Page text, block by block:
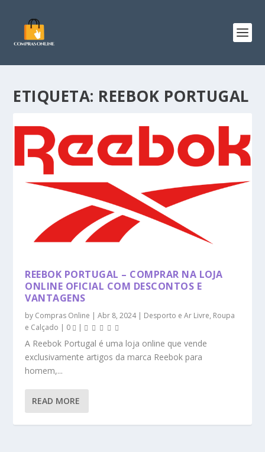
ETIQUETA: REEBOK PORTUGAL
REEBOK PORTUGAL – COMPRAR NA LOJA
ONLINE OFICIAL COM DESCONTOS E
VANTAGENS
by Compras Online |Abr 8, 2024| Desporto e Ar Livre, Roupa
e Calçado | 0 |
A Reebok Portugal é uma loja online que vende
exclusivamente artigos da marca Reebok para
homem,...
READ MORE